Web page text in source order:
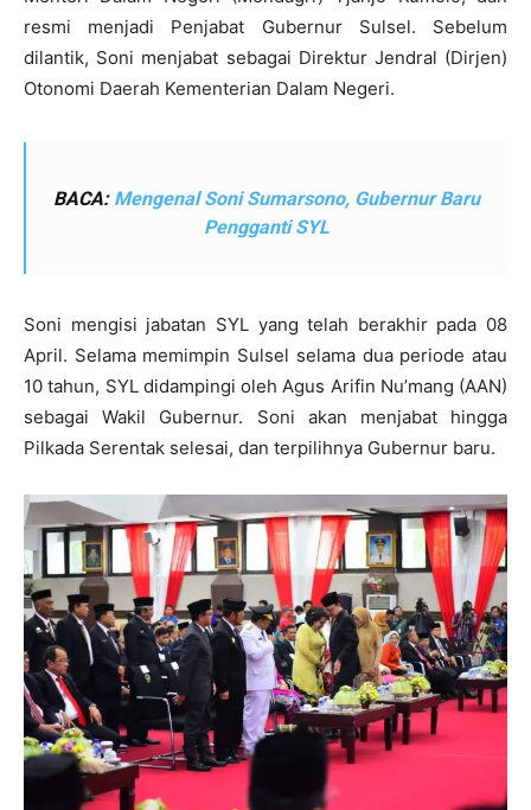
resmi menjadi Penjabat Gubernur Sulsel. Sebelum
dilantik, Soni menjabat sebagai Direktur Jendral (Dirjen)
Otonomi Daerah Kementerian Dalam Negeri.
BACA: Mengenal Soni Sumarsono, Gubernur Baru
Pengganti SYL
Soni mengisi jabatan SYL yang telah berakhir pada 08
April. Selama memimpin Sulsel selama dua periode atau
10 tahun, SYL didampingi oleh Agus Arifin Nu’mang (AAN)
sebagai Wakil Gubernur. Soni akan menjabat hingga
Pilkada Serentak selesai, dan terpilihnya Gubernur baru.